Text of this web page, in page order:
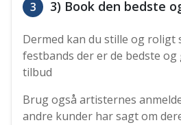
3 3) Book den bedste
Dermed kan du stille og roligt
festbands der er de bedste
tilbud
Brug også artisternes
andre kunder har sagt om